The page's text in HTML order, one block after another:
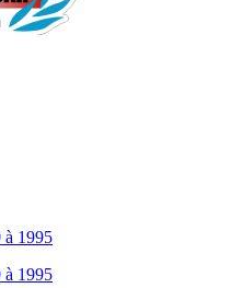
à 1995
à 1995